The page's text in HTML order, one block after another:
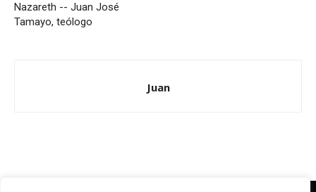
Nazareth -- Juan José
Tamayo, teólogo
Juan